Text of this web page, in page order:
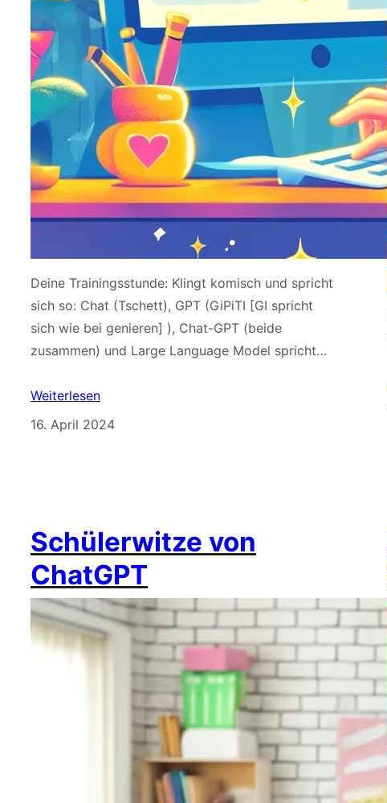
Deine Trainingsstunde: Klingt komisch und spricht
sich so: Chat (Tschett), GPT (GiPiTI [GI spricht
sich wie bei genieren] ), Chat-GPT (beide
zusammen) und Large Language Model spricht…
Weiterlesen
16. April 2024
Schülerwitze von
ChatGPT